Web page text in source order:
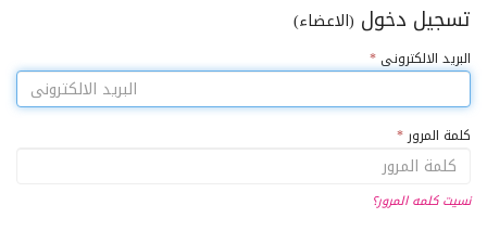
تسجيل دخول (الاعضاء)
البريد الالكترونى *
كلمة المرور *
نسيت كلمه المرور؟